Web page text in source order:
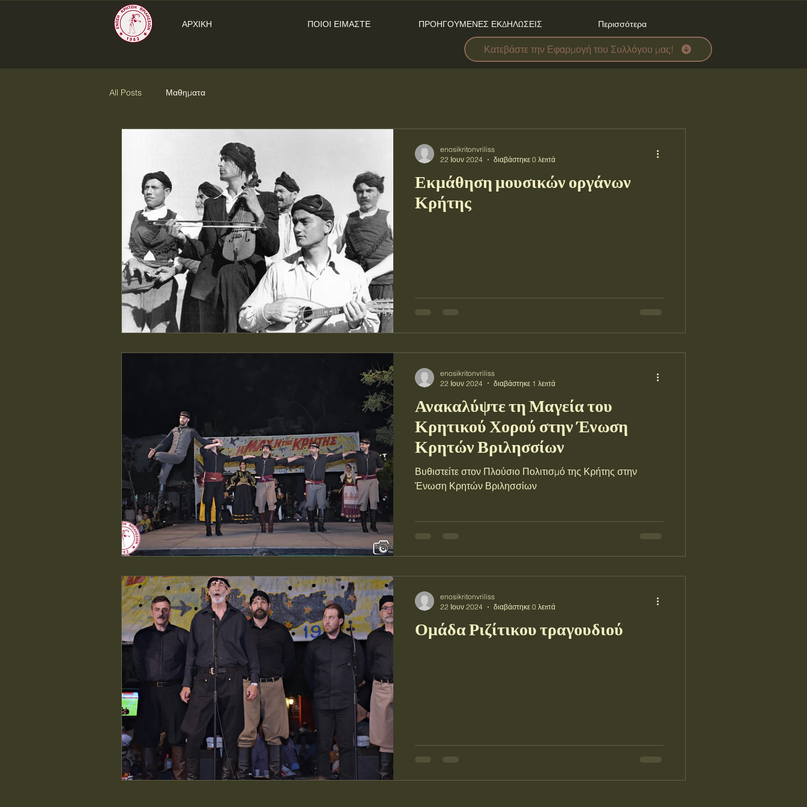
ΑΡΧΙΚΗ ΠΟΙΟΙ ΕΙΜΑΣΤΕ ΠΡΟΗΓΟΥΜΕΝΕΣ ΕΚΔΗΛΩΣΕΙΣ Περισσότερα
Κατεβάστε την Εφαρμογή του Συλλόγου μας!
All Posts Μαθηματα
Εκμάθηση μουσικών οργάνων
Κρήτης
enosikritonvriliss
22 Ιουν 2024
διαβάστηκε 0 λεπτά
Ανακαλύψτε τη Μαγεία του
Κρητικού Χορού στην Ένωση
Κρητών Βριλησσίων
Βυθιστείτε στον Πλούσιο Πολιτισμό της Κρήτης στην
Ένωση Κρητών Βριλησσίων
enosikritonvriliss
22 Ιουν 2024
διαβάστηκε 1 λεπτά
Ομάδα Ριζίτικου τραγουδιού
enosikritonvriliss
22 Ιουν 2024
διαβάστηκε 0 λεπτά